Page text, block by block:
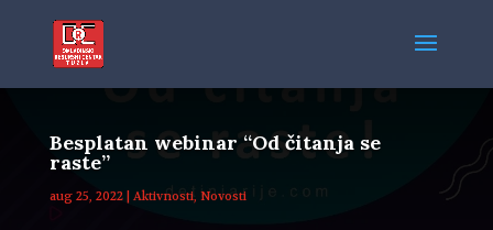
Besplatan webinar “Od čitanja se
raste”
aug 25, 2022| Aktivnosti, Novosti